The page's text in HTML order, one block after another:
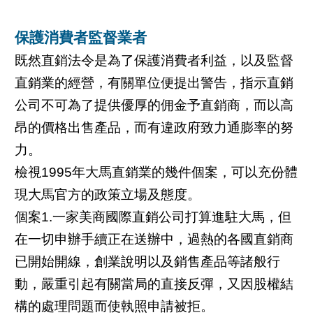
保護消費者監督業者
既然直銷法令是為了保護消費者利益，以及監督
直銷業的經營，有關單位便提出警告，指示直銷
公司不可為了提供優厚的佣金予直銷商，而以高
昂的價格出售產品，而有違政府致力通膨率的努
力。
檢視1995年大馬直銷業的幾件個案，可以充份體
現大馬官方的政策立場及態度。
個案1.一家美商國際直銷公司打算進駐大馬，但
在一切申辦手續正在送辦中，過熱的各國直銷商
已開始開線，創業說明以及銷售產品等諸般行
動，嚴重引起有關當局的直接反彈，又因股權結
構的處理問題而使執照申請被拒。